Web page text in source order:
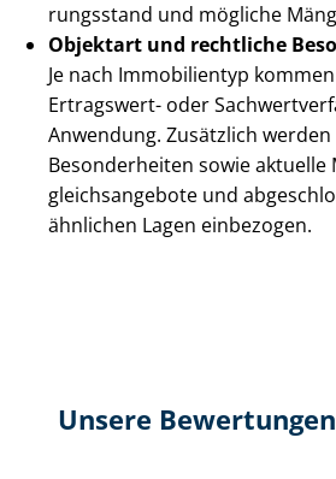
rungs­stand und mögliche
Objektart und rechtliche
Je nach Immobilientyp
Ertragswert- oder
Anwendung. Zusätzlich
Besonderheiten sowie
gleichs­an­ge­bo­te und
ähnlichen Lagen einbezogen.
Unsere